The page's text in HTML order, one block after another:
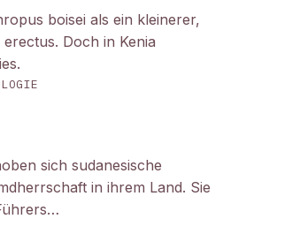
boisei als ein kleinerer,
Doch in Kenia
sich sudanesische
in ihrem Land. Sie